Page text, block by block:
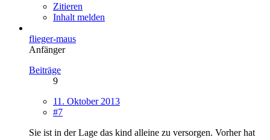
Zitieren
Inhalt melden
flieger-maus
Anfänger
Beiträge
9
11. Oktober 2013
#7
Sie ist in der Lage das kind alleine zu versorgen. Vorher hat